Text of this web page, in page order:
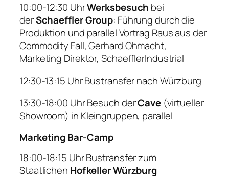
10:00-12:30 UhrWerksbesuch bei
derSchaefflerGroup: Führung durch die
Produktion und parallel Vortrag Raus aus der
Commodity Fall,Gerhard Ohmacht,
Marketing Direktor, SchaefflerIndustrial
12:30-13:15 UhrBustransfer nach Würzburg
13:30-18:00 UhrBesuch derCave(virtueller
Showroom) in Kleingruppen, parallel
Marketing Bar-Camp
18:00-18:15 UhrBustransfer zum
Staatlichen HofkellerWürzburg